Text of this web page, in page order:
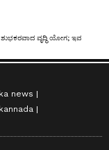
news